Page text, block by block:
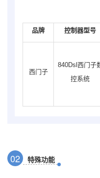
品牌 控制器型号
西门子
840Dsl西门子
控系统
02 特殊功能